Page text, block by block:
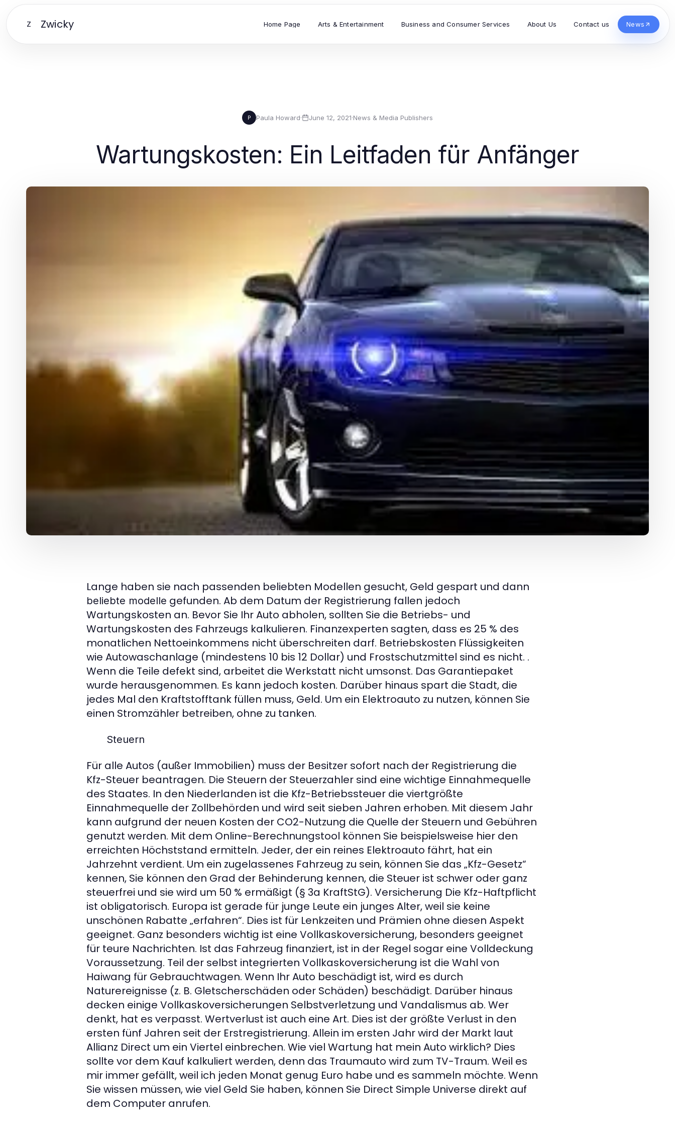
Z Zwicky Home Page Arts & Entertainment Business and Consumer Services About Us Contact us News
P Paula Howard· June 12, 2021·News & Media Publishers
Wartungskosten: Ein Leitfaden für Anfänger
Lange haben sie nach passenden beliebten Modellen gesucht, Geld gespart und dann
beliebte modelle gefunden. Ab dem Datum der Registrierung fallen jedoch
Wartungskosten an. Bevor Sie Ihr Auto abholen, sollten Sie die Betriebs- und
Wartungskosten des Fahrzeugs kalkulieren. Finanzexperten sagten, dass es 25 % des
monatlichen Nettoeinkommens nicht überschreiten darf. Betriebskosten Flüssigkeiten
wie Autowaschanlage (mindestens 10 bis 12 Dollar) und Frostschutzmittel sind es nicht. .
Wenn die Teile defekt sind, arbeitet die Werkstatt nicht umsonst. Das Garantiepaket
wurde herausgenommen. Es kann jedoch kosten. Darüber hinaus spart die Stadt, die
jedes Mal den Kraftstofftank füllen muss, Geld. Um ein Elektroauto zu nutzen, können Sie
einen Stromzähler betreiben, ohne zu tanken.
Steuern
Für alle Autos (außer Immobilien) muss der Besitzer sofort nach der Registrierung die
Kfz-Steuer beantragen. Die Steuern der Steuerzahler sind eine wichtige Einnahmequelle
des Staates. In den Niederlanden ist die Kfz-Betriebssteuer die viertgrößte
Einnahmequelle der Zollbehörden und wird seit sieben Jahren erhoben. Mit diesem Jahr
kann aufgrund der neuen Kosten der CO2-Nutzung die Quelle der Steuern und Gebühren
genutzt werden. Mit dem Online-Berechnungstool können Sie beispielsweise hier den
erreichten Höchststand ermitteln. Jeder, der ein reines Elektroauto fährt, hat ein
Jahrzehnt verdient. Um ein zugelassenes Fahrzeug zu sein, können Sie das „Kfz-Gesetz“
kennen, Sie können den Grad der Behinderung kennen, die Steuer ist schwer oder ganz
steuerfrei und sie wird um 50 % ermäßigt (§ 3a KraftStG). Versicherung Die Kfz-Haftpflicht
ist obligatorisch. Europa ist gerade für junge Leute ein junges Alter, weil sie keine
unschönen Rabatte „erfahren“. Dies ist für Lenkzeiten und Prämien ohne diesen Aspekt
geeignet. Ganz besonders wichtig ist eine Vollkaskoversicherung, besonders geeignet
für teure Nachrichten. Ist das Fahrzeug finanziert, ist in der Regel sogar eine Volldeckung
Voraussetzung. Teil der selbst integrierten Vollkaskoversicherung ist die Wahl von
Haiwang für Gebrauchtwagen. Wenn Ihr Auto beschädigt ist, wird es durch
Naturereignisse (z. B. Gletscherschäden oder Schäden) beschädigt. Darüber hinaus
decken einige Vollkaskoversicherungen Selbstverletzung und Vandalismus ab. Wer
denkt, hat es verpasst. Wertverlust ist auch eine Art. Dies ist der größte Verlust in den
ersten fünf Jahren seit der Erstregistrierung. Allein im ersten Jahr wird der Markt laut
Allianz Direct um ein Viertel einbrechen. Wie viel Wartung hat mein Auto wirklich? Dies
sollte vor dem Kauf kalkuliert werden, denn das Traumauto wird zum TV-Traum. Weil es
mir immer gefällt, weil ich jeden Monat genug Euro habe und es sammeln möchte. Wenn
Sie wissen müssen, wie viel Geld Sie haben, können Sie Direct Simple Universe direkt auf
dem Computer anrufen.